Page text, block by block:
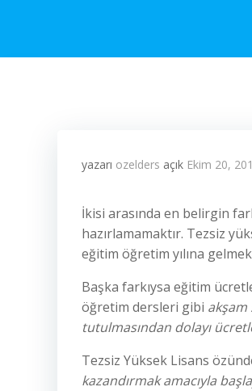
yazarı ozelders açık Ekim 20,
İkisi arasında en belirgin
hazırlamamaktır. Tezsiz
eğitim öğretim yılına
Başka farkıysa eğitim
öğretim dersleri gibi akşam
tutulmasından dolayı
Tezsiz Yüksek Lisans
kazandırmak amacıyla baş